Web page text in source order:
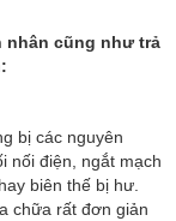
nhân cũng như trả
bị các nguyên
nối điện, ngắt mạch
biên thế bị hư.
chữa rất đơn giản